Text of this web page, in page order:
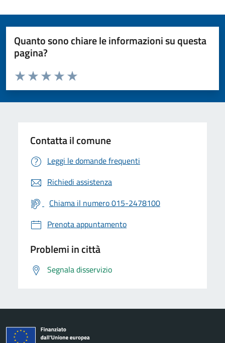
Quanto sono chiare le informazioni su questa
pagina?
Valuta da 1 a 5 stelle la pagina
Valuta 5 stelle su 5
Valuta 4 stelle su 5
Valuta 3 stelle su 5
Valuta 2 stelle su 5
Valuta 1 stelle su 5
Contatta il comune
Leggi le domande frequenti
Richiedi assistenza
Chiama il numero 015-2478100
Prenota appuntamento
Problemi in città
Segnala disservizio